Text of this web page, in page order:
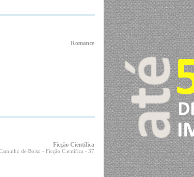
Romance
Ficção Científica
de Bolso - Ficção Científica - 37